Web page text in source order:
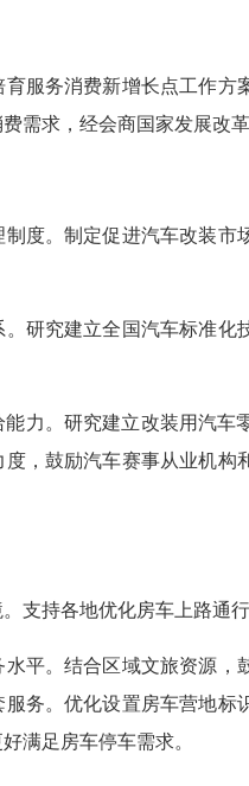
服务消费新增长点工作
需求，经会商国家发展改
制度。制定促进汽车改装
。研究建立全国汽车标准
能力。研究建立改装用汽
，鼓励汽车赛事从业机
支持各地优化房车上路通
水平。结合区域文旅资源
务。优化设置房车营地
满足房车停车需求。